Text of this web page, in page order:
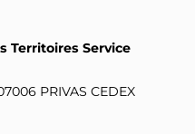
Territoires Service
PRIVAS CEDEX